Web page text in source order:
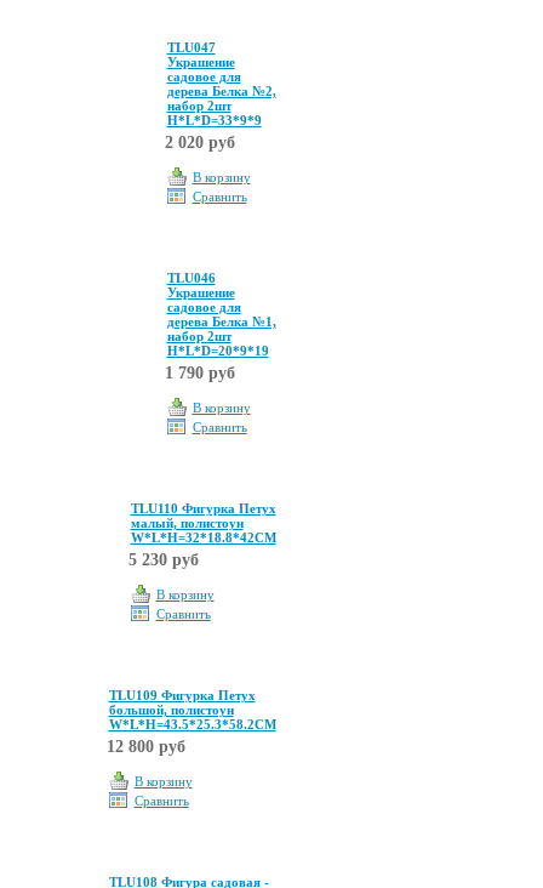
TLU047
Украшение
садовое для
дерева Белка №2,
набор 2шт
Н*L*D=33*9*9
2 020 руб
В корзину
Сравнить
TLU046
Украшение
садовое для
дерева Белка №1,
набор 2шт
Н*L*D=20*9*19
1 790 руб
В корзину
Сравнить
TLU110 Фигурка Петух
малый, полистоун
W*L*H=32*18.8*42CM
5 230 руб
В корзину
Сравнить
TLU109 Фигурка Петух
большой, полистоун
W*L*H=43.5*25.3*58.2CM
12 800 руб
В корзину
Сравнить
TLU108 Фигура садовая -